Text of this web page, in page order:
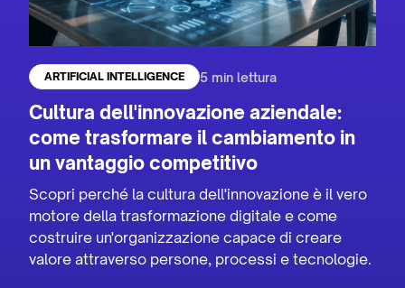
ARTIFICIAL INTELLIGENCE 5 min lettura
Cultura dell'innovazione aziendale:
come trasformare il cambiamento in
un vantaggio competitivo
Scopri perché la cultura dell'innovazione è il vero
motore della trasformazione digitale e come
costruire un'organizzazione capace di creare
valore attraverso persone, processi e tecnologie.